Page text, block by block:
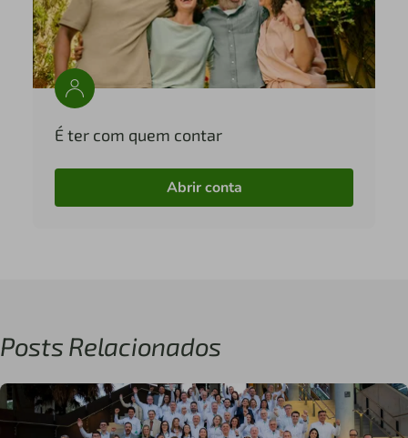
É ter com quem contar
Abrir conta
Posts Relacionados